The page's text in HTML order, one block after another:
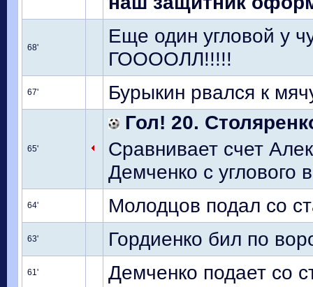
68'
Еще один угловой у
ГООООЛЛ!!!!!
67' Бурыкин рвался к
65'
Гол! 20.
Сравнивает счет
Демченко с углового
64' Молодцов подал со
63' Гордиенко бил по
61' Демченко подает со